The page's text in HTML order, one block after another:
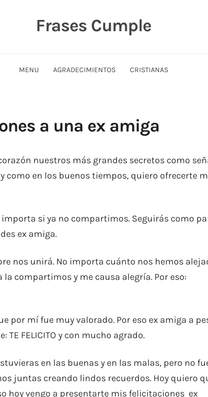
Frases Cumple
MENU AGRADECIMIENTOS CRISTIANAS
a una ex amiga
nuestros más grandes secretos como
como en los buenos tiempos, quiero ofrecerte
si ya no compartimos. Seguirás como
ex amiga.
nos unirá. No importa cuánto nos hemos
compartimos y me causa alegría. Por eso:
por mí fue muy valorado. Por eso ex amiga a
FELICITO y con mucho agrado.
en las buenas y en las malas, pero no
juntas creando lindos recuerdos. Hoy quiero
hoy vengo a presentarte mis felicitaciones ex